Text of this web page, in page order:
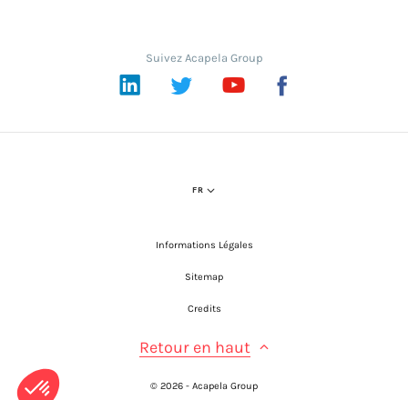
Suivez Acapela Group
LinkedInTwitterYouTube
FR
Informations Légales
Sitemap
Credits
Retour en haut
© 2026 - Acapela Group